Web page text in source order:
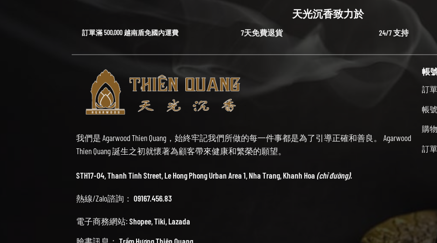
天光沉香致力於
訂單滿 500,000 越南盾免國內運費 7天免費退貨 24/7 支持
我們是 Agarwood Thien Quang，始終牢記我們所做的每一件事都是為了引導正確和善良。 Agarwood
Thien Quang 誕生之初就懷著為顧客帶來健康和繁榮的願望。
STH17-04, Thanh Tinh Street, Le Hong Phong Urban Area 1, Nha Trang, Khanh Hoa (chỉ đường).
熱線/Zalo諮詢： 09167.456.83
電子商務網站: Shopee,Tiki, Lazada
臉書訊息： Trầm Hương Thiên Quang
帳
訂單
帳號
購
訂